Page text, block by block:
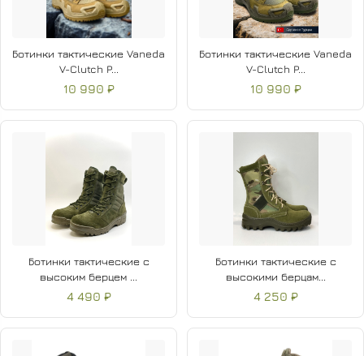
Ботинки тактические Vaneda
V-Clutch P...
10 990 ₽
Ботинки тактические Vaneda
V-Clutch P...
10 990 ₽
Ботинки тактические с
высоким берцем ...
4 490 ₽
Ботинки тактические с
высокими берцам...
4 250 ₽